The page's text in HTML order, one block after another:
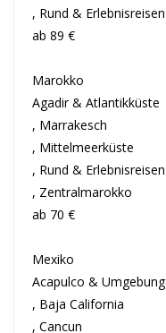
, Rund & Erlebnisreisen
ab 89 €
Marokko
Agadir & Atlantikküste
, Marrakesch
, Mittelmeerküste
, Rund & Erlebnisreisen
, Zentralmarokko
ab 70 €
Mexiko
Acapulco & Umgebung
, Baja California
, Cancun